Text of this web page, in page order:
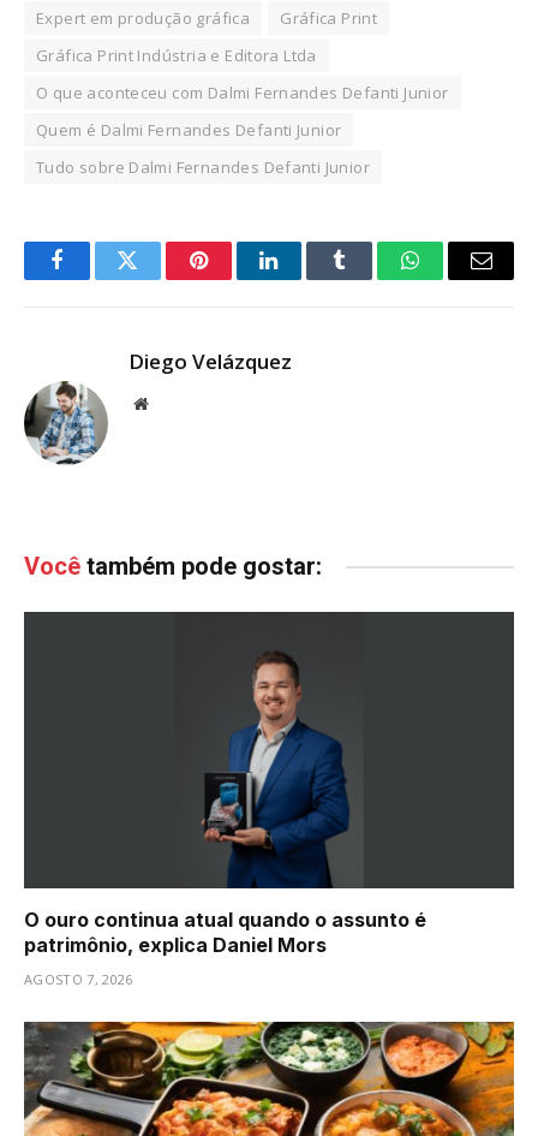
Expert em produção gráfica
Gráfica Print
Gráfica Print Indústria e Editora Ltda
O que aconteceu com Dalmi Fernandes Defanti Junior
Quem é Dalmi Fernandes Defanti Junior
Tudo sobre Dalmi Fernandes Defanti Junior
FacebookTwitter PinterestLinkedInTumblr WhatsAppEmail
Diego Velázquez
Website
Você também pode gostar:
O ouro continua atual quando o assunto é
patrimônio, explica Daniel Mors
AGOSTO 7, 2026